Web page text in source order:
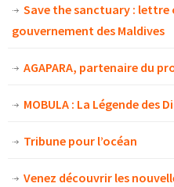
Save the sanctuary : lettre
gouvernement des Maldives
AGAPARA, partenaire du
MOBULA : La Légende des
Tribune pour l’océan
Venez découvrir les